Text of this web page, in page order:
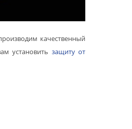
качественный
установить защиту от